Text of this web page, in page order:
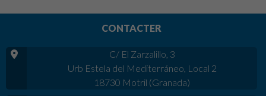
CONTACTER
C/ El Zarzalillo, 3
Urb Estela del Mediterráneo, Local 2
18730 Motril (Granada)